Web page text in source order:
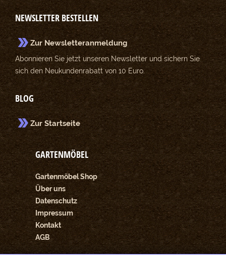
NEWSLETTER BESTELLEN
Zur Newsletteranmeldung
Abonnieren Sie jetzt unseren Newsletter und sichern Sie
sich den Neukundenrabatt von 10 Euro.
BLOG
Zur Startseite
GARTENMÖBEL
Gartenmöbel Shop
Über uns
Datenschutz
Impressum
Kontakt
AGB